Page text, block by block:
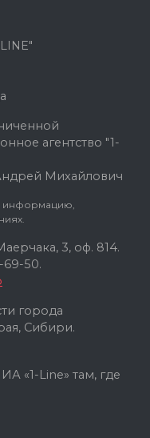
агентство "1-
Михайлович
информацию,
3, оф. 814.
69-50.
города
Сибири.
«1-Line» там, где